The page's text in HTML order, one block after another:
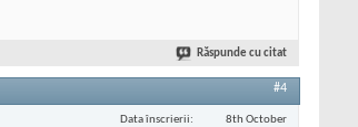
Răspunde cu citat
#4
Data înscrierii
8th October